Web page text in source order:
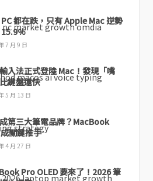
都在跌，只有 Apple Mac 逆勢
7 月 9 日
入法正式登陸 Mac！發現「嘴
鍵盤還快
5 月 13 日
第三大筆電品牌？MacBook
關鍵推手
4 月 27 日
Pro OLED 要來了！2026 筆